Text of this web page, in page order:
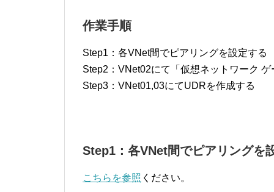
作業手順
Step1：各VNet間でピアリングを設定する
Step2：VNet02にて「仮想ネットワーク
Step3：VNet01,03にてUDRを作成する
Step1：各VNet間でピアリングを
こちらを参照 ください。